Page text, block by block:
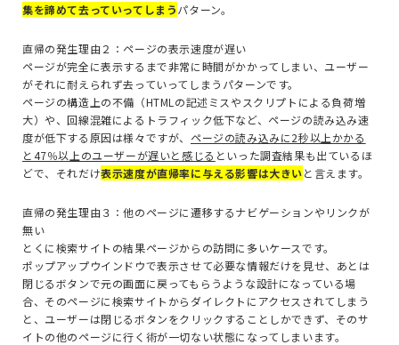
集を諦めて去っていってしまうパターン。
直帰の発生理由２：ページの表示速度が遅い
ページが完全に表示するまで非常に時間がかかってしまい、ユーザー
がそれに耐えられず去っていってしまうパターンです。
ページの構造上の不備（HTMLの記述ミスやスクリプトによる負荷増
大）や、回線混雑によるトラフィック低下など、ページの読み込み速
度が低下する原因は様々ですが、 ページの読み込みに2秒以上かかる
と47％以上のユーザーが遅いと感じる といった調査結果も出ているほ
どで、それだけ表示速度が直帰率に与える影響は大きいと言えます。
直帰の発生理由３：他のページに遷移するナビゲーションやリンクが
無い
とくに検索サイトの結果ページからの訪問に多いケースです。
ポップアップウインドウで表示させて必要な情報だけを見せ、あとは
閉じるボタンで元の画面に戻ってもらうような設計になっている場
合、そのページに検索サイトからダイレクトにアクセスされてしまう
と、ユーザーは閉じるボタンをクリックすることしかできず、そのサ
イトの他のページに行く術が一切ない状態になってしまいます。